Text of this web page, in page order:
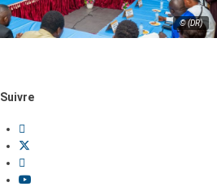
© (DR)